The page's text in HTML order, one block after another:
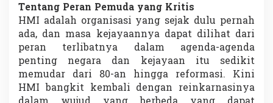
Tentang Peran Pemuda yang Kritis
HMI adalah organisasi yang sejak dulu pernah
ada, dan masa kejayaannya dapat dilihat dari
peran terlibatnya dalam agenda-agenda
penting negara dan kejayaan itu sedikit
memudar dari 80-an hingga reformasi. Kini
HMI bangkit kembali dengan reinkarnasinya